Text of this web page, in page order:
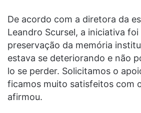
De acordo com a diretora da
Leandro Scursel, a iniciativa foi
preservação da memória
estava se deteriorando e não
lo se perder. Solicitamos o
ficamos muito satisfeitos com
afirmou.